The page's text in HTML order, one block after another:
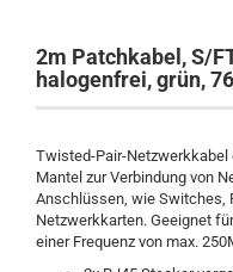
2m Patchkabel, S/
halogenfrei, grün,
Twisted-Pair-Netzwerkkabel
Mantel zur Verbindung von
Anschlüssen, wie Switches,
Netzwerkkarten. Geeignet
einer Frequenz von max.